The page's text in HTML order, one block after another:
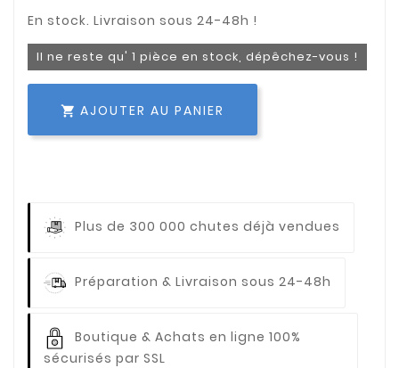
Il ne reste qu' 1 pièce en stock, dépêchez-vous !
 AJOUTER AU PANIER
Plus de 300 000 chutes déjà vendues
Préparation & Livraison sous 24-48h
Boutique & Achats en ligne 100%
sécurisés par SSL